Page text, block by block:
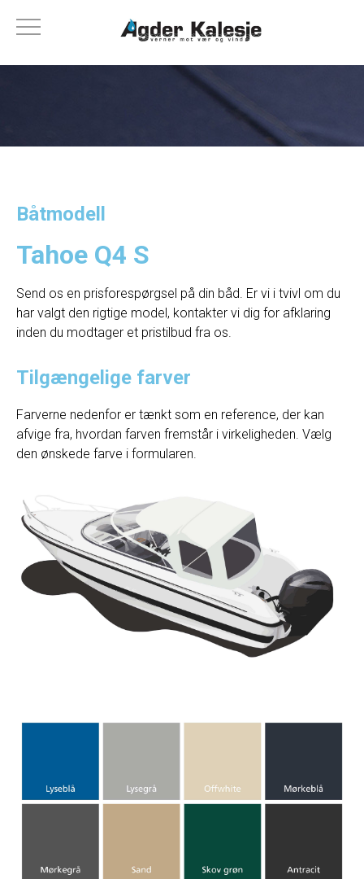
Båtmodell
Tahoe Q4 S
Send os en prisforespørgsel på din båd. Er vi i tvivl om du
har valgt den rigtige model, kontakter vi dig for afklaring
inden du modtager et pristilbud fra os.
Tilgængelige farver
Farverne nedenfor er tænkt som en reference, der kan
afvige fra, hvordan farven fremstår i virkeligheden. Vælg
den ønskede farve i formularen.